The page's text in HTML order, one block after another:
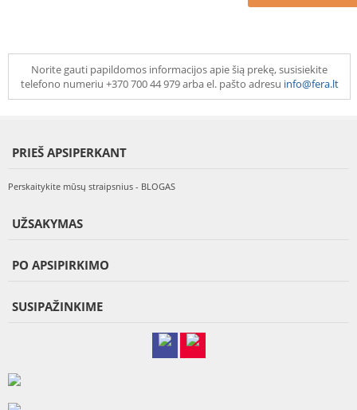
Norite gauti papildomos informacijos apie šią prekę, susisiekite
telefono numeriu +370 700 44 979 arba el. pašto adresu info@fera.lt
PRIEŠ APSIPERKANT
Perskaitykite mūsų straipsnius - BLOGAS
UŽSAKYMAS
PO APSIPIRKIMO
SUSIPAŽINKIME